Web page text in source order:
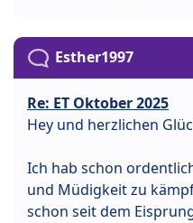
Esther1997
Re: ET Oktober 2025
Hey und herzlichen
Ich hab schon
und Müdigkeit zu
schon seit dem